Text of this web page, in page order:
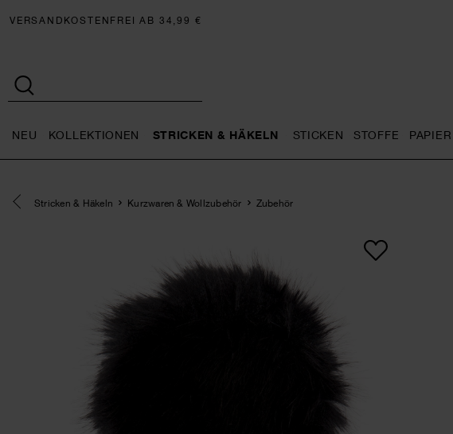
VERSANDKOSTENFREI AB 34,99 €
NEU KOLLEKTIONEN STRICKEN & HÄKELN STICKEN STOFFE PAPIER
Eine Kategorie zurück navigieren
Stricken & Häkeln Kurzwaren & Wollzubehör Zubehör